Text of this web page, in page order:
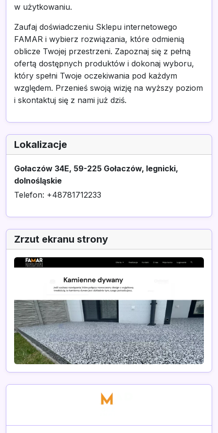
w użytkowaniu.
Zaufaj doświadczeniu Sklepu internetowego
FAMAR i wybierz rozwiązania, które odmienią
oblicze Twojej przestrzeni. Zapoznaj się z pełną
ofertą dostępnych produktów i dokonaj wyboru,
który spełni Twoje oczekiwania pod każdym
względem. Przenieś swoją wizję na wyższy poziom
i skontaktuj się z nami już dziś.
Lokalizacje
Gołaczów 34E, 59-225 Gołaczów, legnicki,
dolnośląskie
Telefon: +48781712233
Zrzut ekranu strony